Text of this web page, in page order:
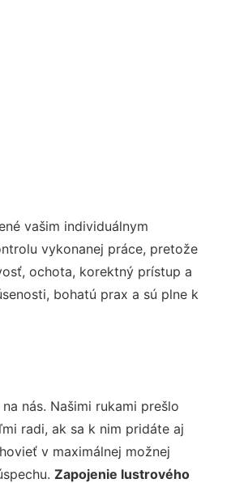
vašim individuálnym
vykonanej práce, pretože
ochota, korektný prístup a
bohatú prax a sú plne k
nás. Našimi rukami prešlo
radi, ak sa k nim pridáte aj
v maximálnej možnej
Zapojenie lustrového